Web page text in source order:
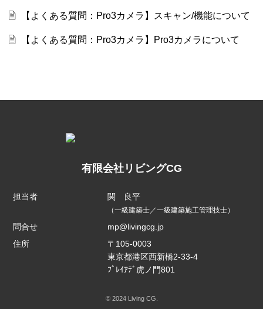
【よくある質問：Pro3カメラ】スキャン/機能について
【よくある質問：Pro3カメラ】Pro3カメラについて
有限会社リビングCG
担当者 関 良平
（一級建築士／一級建築施工管理技士）
問合せ
mp@livingcg.jp
住所
〒105-0003
東京都港区西新橋2-33-4
ﾌﾟﾚｲｱﾃﾞ虎ノ門801
© 2024 Living CG.